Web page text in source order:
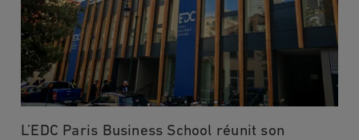
L’EDC Paris Business School réunit son